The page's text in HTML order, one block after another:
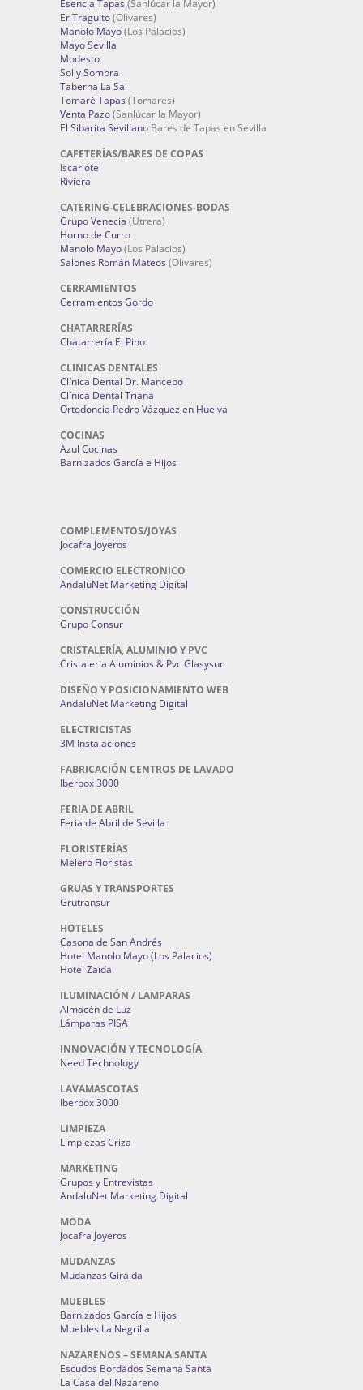
Esencia Tapas (Sanlúcar la Mayor)
Er Traguito(Olivares)
Manolo Mayo(Los Palacios)
Mayo Sevilla
Modesto
Sol y Sombra
Taberna La Sal
Tomaré Tapas (Tomares)
Venta Pazo(Sanlúcar la Mayor)
El Sibarita Sevillano Bares de Tapas en Sevilla
CAFETERÍAS/BARES DE COPAS
Iscariote
Riviera
CATERING-CELEBRACIONES-BODAS
Grupo Venecia (Utrera)
Horno de Curro
Manolo Mayo(Los Palacios)
Salones Román Mateos (Olivares)
CERRAMIENTOS
Cerramientos Gordo
CHATARRERÍAS
Chatarrería El Pino
CLINICAS DENTALES
Clínica Dental Dr. Mancebo
Clínica Dental Triana
Ortodoncia Pedro Vázquez en Huelva
COCINAS
Azul Cocinas
Barnizados García e Hijos
COMPLEMENTOS/JOYAS
Jocafra Joyeros
COMERCIO ELECTRONICO
AndaluNet Marketing Digital
CONSTRUCCIÓN
Grupo Consur
CRISTALERÍA, ALUMINIO Y PVC
Cristaleria Aluminios & Pvc Glasysur
DISEÑO Y POSICIONAMIENTO WEB
AndaluNet Marketing Digital
ELECTRICISTAS
3M Instalaciones
FABRICACIÓN CENTROS DE LAVADO
Iberbox 3000
FERIA DE ABRIL
Feria de Abril de Sevilla
FLORISTERÍAS
Melero Floristas
GRUAS Y TRANSPORTES
Grutransur
HOTELES
Casona de San Andrés
Hotel Manolo Mayo (Los Palacios)
Hotel Zaida
ILUMINACIÓN / LAMPARAS
Almacén de Luz
Lámparas PISA
INNOVACIÓN Y TECNOLOGÍA
Need Technology
LAVAMASCOTAS
Iberbox 3000
LIMPIEZA
Limpiezas Criza
MARKETING
Grupos y Entrevistas
AndaluNet Marketing Digital
MODA
Jocafra Joyeros
MUDANZAS
Mudanzas Giralda
MUEBLES
Barnizados García e Hijos
Muebles La Negrilla
NAZARENOS – SEMANA SANTA
Escudos Bordados Semana Santa
La Casa del Nazareno